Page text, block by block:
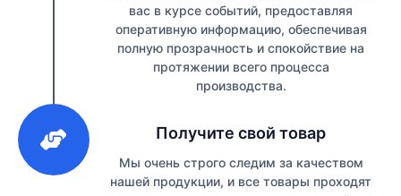
вас в курсе событий, предоставляя
оперативную информацию, обеспечивая
полную прозрачность и спокойствие на
протяжении всего процесса
производства.
Получите свой товар
Мы очень строго следим за качеством
нашей продукции, и все товары проходят